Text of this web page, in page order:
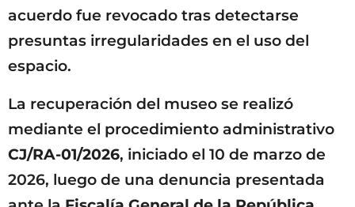
acuerdo fue revocado tras detectarse
presuntas irregularidades en el uso del
espacio.
La recuperación del museo se realizó
mediante el procedimiento administrativo
CJ/RA-01/2026, iniciado el 10 de marzo de
2026, luego de una denuncia presentada